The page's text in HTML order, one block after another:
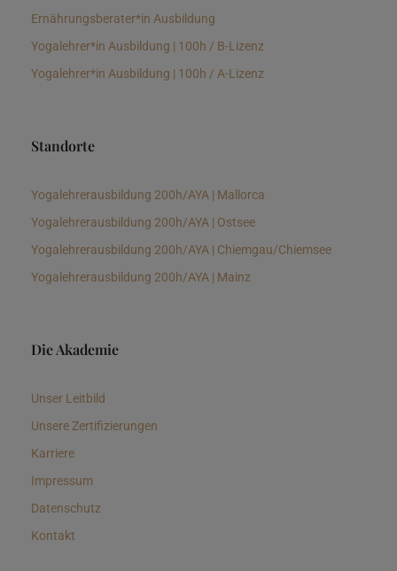
Ernährungsberater*in Ausbildung
Yogalehrer*in Ausbildung | 100h / B-Lizenz
Yogalehrer*in Ausbildung | 100h / A-Lizenz
Standorte
Yogalehrerausbildung 200h/AYA | Mallorca
Yogalehrerausbildung 200h/AYA | Ostsee
Yogalehrerausbildung 200h/AYA | Chiemgau/Chiemsee
Yogalehrerausbildung 200h/AYA | Mainz
Die Akademie
Unser Leitbild
Unsere Zertifizierungen
Karriere
Impressum
Datenschutz
Kontakt